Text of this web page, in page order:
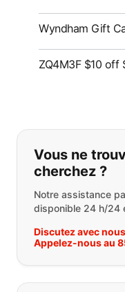
Wyndham Gift
ZQ4M3F $10 off
Si vous ne
Vous ne
cherchez ?
Notre assistance
disponible 24 h/24
Discutez avec
Appelez-nous au